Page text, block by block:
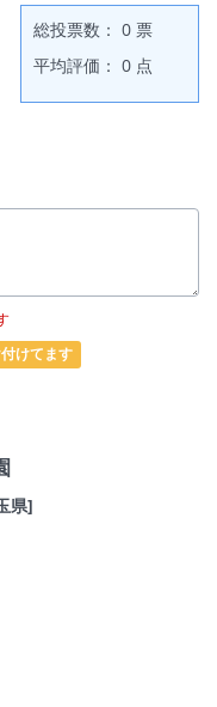
総投票数： 0 票
平均評価： 0 点
けてます
県]